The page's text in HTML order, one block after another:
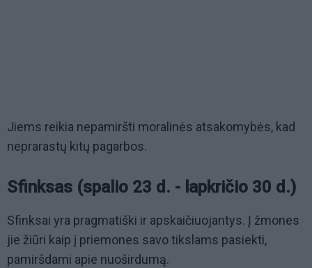
Jiems reikia nepamiršti moralinės atsakomybės, kad
neprarastų kitų pagarbos.
Sfinksas (spalio 23 d. - lapkričio 30 d.)
Sfinksai yra pragmatiški ir apskaičiuojantys. Į žmones
jie žiūri kaip į priemones savo tikslams pasiekti,
pamiršdami apie nuoširdumą.